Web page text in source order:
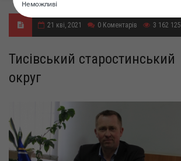
21 кві, 2021 0 Коментарів 3 162 125
Тисівський старостинський
округ